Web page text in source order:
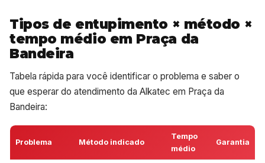
Tipos de entupimento × método ×
tempo médio em Praça da
Bandeira
Tabela rápida para você identificar o problema e saber o
que esperar do atendimento da Alkatec em Praça da
Bandeira:
Problema Método indicado
Tempo
médio
Garantia